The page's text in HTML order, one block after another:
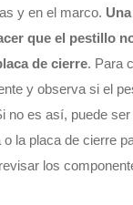
y en el marco.
que el pestillo
de cierre. Para
y observa si el
no es así, puede
la placa de cierre
los